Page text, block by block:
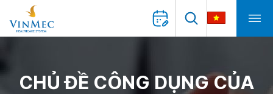
CHỦ ĐỀ CÔNG DỤNG CỦA